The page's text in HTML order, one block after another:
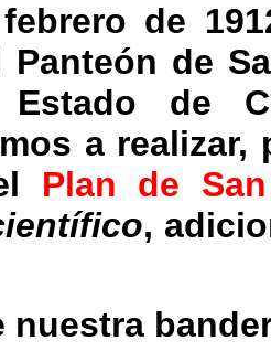
de
Panteón de
de
a
Plan de
,
nuestra